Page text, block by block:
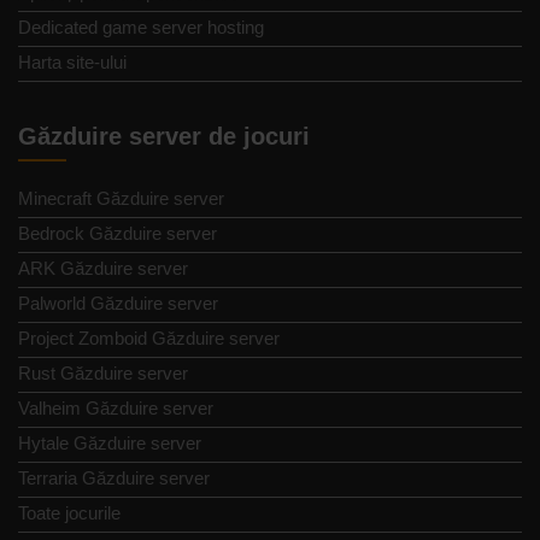
Dedicated game server hosting
Harta site-ului
Găzduire server de jocuri
Minecraft Găzduire server
Bedrock Găzduire server
ARK Găzduire server
Palworld Găzduire server
Project Zomboid Găzduire server
Rust Găzduire server
Valheim Găzduire server
Hytale Găzduire server
Terraria Găzduire server
Toate jocurile